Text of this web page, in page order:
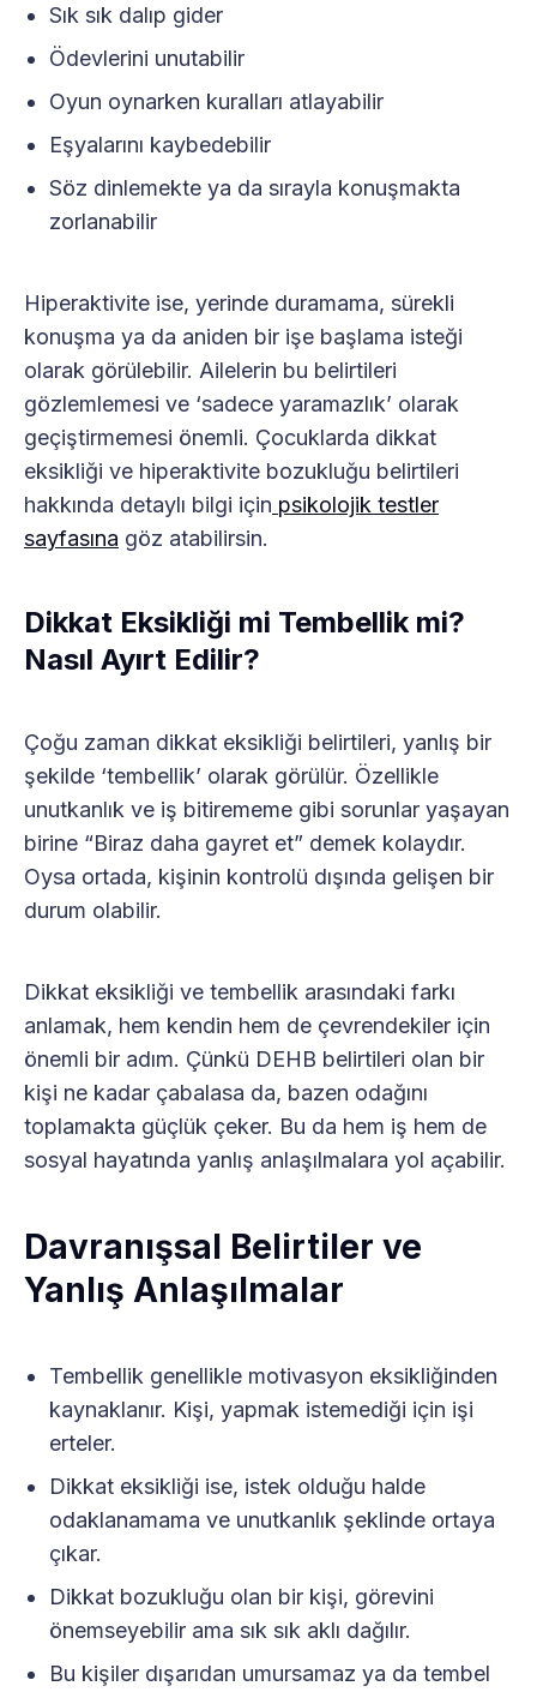
Sık sık dalıp gider
Ödevlerini unutabilir
Oyun oynarken kuralları atlayabilir
Eşyalarını kaybedebilir
Söz dinlemekte ya da sırayla konuşmakta
zorlanabilir
Hiperaktivite ise, yerinde duramama, sürekli
konuşma ya da aniden bir işe başlama isteği
olarak görülebilir. Ailelerin bu belirtileri
gözlemlemesi ve ‘sadece yaramazlık’ olarak
geçiştirmemesi önemli. Çocuklarda dikkat
eksikliği ve hiperaktivite bozukluğu belirtileri
hakkında detaylı bilgi için psikolojik testler
sayfasına göz atabilirsin.
Dikkat Eksikliği mi Tembellik mi?
Nasıl Ayırt Edilir?
Çoğu zaman dikkat eksikliği belirtileri, yanlış bir
şekilde ‘tembellik’ olarak görülür. Özellikle
unutkanlık ve iş bitirememe gibi sorunlar yaşayan
birine “Biraz daha gayret et” demek kolaydır.
Oysa ortada, kişinin kontrolü dışında gelişen bir
durum olabilir.
Dikkat eksikliği ve tembellik arasındaki farkı
anlamak, hem kendin hem de çevrendekiler için
önemli bir adım. Çünkü DEHB belirtileri olan bir
kişi ne kadar çabalasa da, bazen odağını
toplamakta güçlük çeker. Bu da hem iş hem de
sosyal hayatında yanlış anlaşılmalara yol açabilir.
Davranışsal Belirtiler ve
Yanlış Anlaşılmalar
Tembellik genellikle motivasyon eksikliğinden
kaynaklanır. Kişi, yapmak istemediği için işi
erteler.
Dikkat eksikliği ise, istek olduğu halde
odaklanamama ve unutkanlık şeklinde ortaya
çıkar.
Dikkat bozukluğu olan bir kişi, görevini
önemseyebilir ama sık sık aklı dağılır.
Bu kişiler dışarıdan umursamaz ya da tembel